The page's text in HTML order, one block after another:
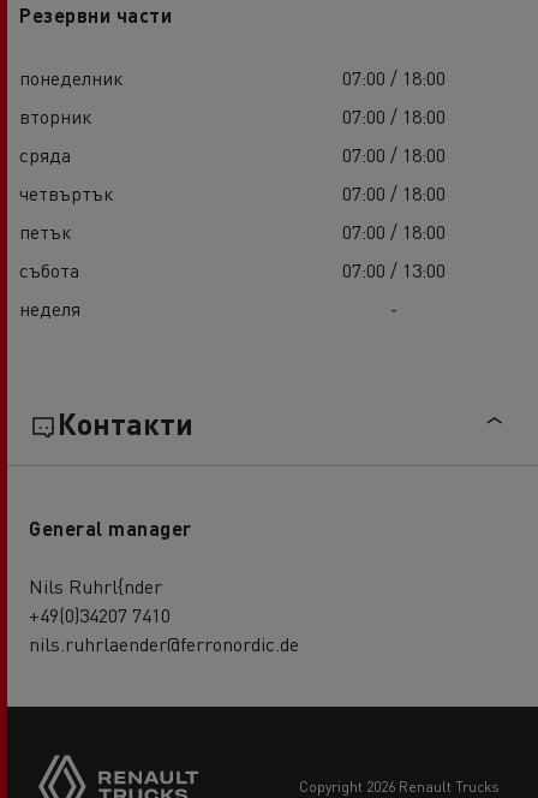
Резервни части
понеделник
07:00 / 18:00
вторник
07:00 / 18:00
сряда
07:00 / 18:00
четвъртък
07:00 / 18:00
петък
07:00 / 18:00
събота
07:00 / 13:00
неделя
-
Контакти
General manager
Nils Ruhrl{nder
+49(0)34207 7410
nils.ruhrlaender@ferronordic.de
copyright 2026 Renault Trucks